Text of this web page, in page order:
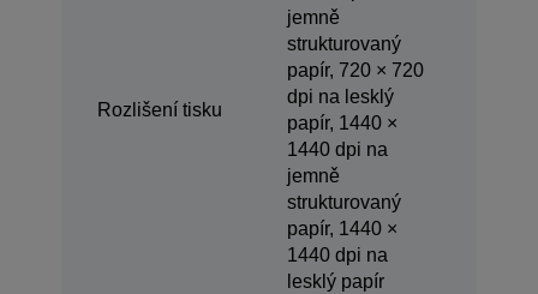
Rozlišení tisku
jemně
strukturovaný
papír, 720 × 720
dpi na lesklý
papír, 1440 ×
1440 dpi na
jemně
strukturovaný
papír, 1440 ×
1440 dpi na
lesklý papír